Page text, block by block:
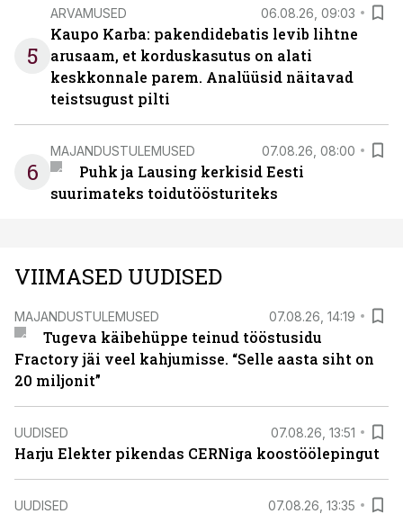
5
ARVAMUSED 06.08.26, 09:03
Kaupo Karba: pakendidebatis levib lihtne
arusaam, et korduskasutus on alati
keskkonnale parem. Analüüsid näitavad
teistsugust pilti
6
MAJANDUSTULEMUSED 07.08.26, 08:00
Puhk ja Lausing kerkisid Eesti
suurimateks toidutöösturiteks
VIIMASED UUDISED
MAJANDUSTULEMUSED 07.08.26, 14:19
Tugeva käibehüppe teinud tööstusidu
Fractory jäi veel kahjumisse. “Selle aasta siht on
20 miljonit”
UUDISED 07.08.26, 13:51
Harju Elekter pikendas CERNiga koostöölepingut
UUDISED 07.08.26, 13:35